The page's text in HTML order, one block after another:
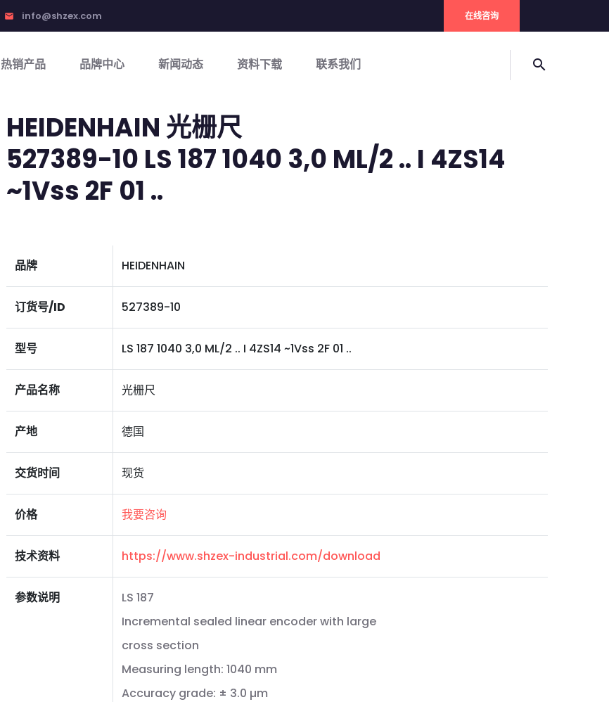
email info@shzex.com 在线咨询
热销产品 品牌中心 新闻动态 资料下载 联系我们 search
HEIDENHAIN 光栅尺
527389-10 LS 187 1040 3,0 ML/2 .. I 4ZS14
~1Vss 2F 01 ..
品牌 HEIDENHAIN
订货号/ID 527389-10
型号 LS 187 1040 3,0 ML/2 .. I 4ZS14 ~1Vss 2F 01 ..
产品名称 光栅尺
产地 德国
交货时间 现货
价格 我要咨询
技术资料 https://www.shzex-industrial.com/download
参数说明
LS 187
Incremental sealed linear encoder with large
cross section
Measuring length: 1040 mm
Accuracy grade: ± 3.0 µm